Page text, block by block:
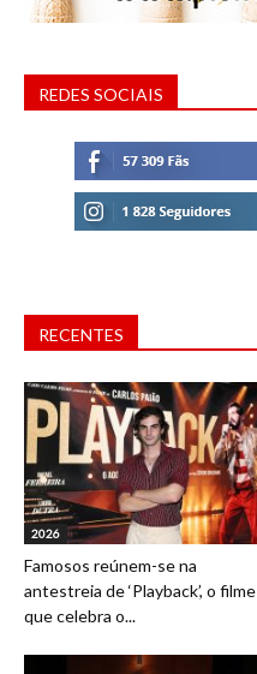
REDES SOCIAIS
RECENTES
2026
Famosos reúnem-se na
antestreia de ‘Playback’, o filme
que celebra o...